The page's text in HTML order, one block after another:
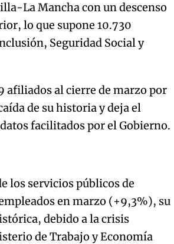
La Mancha con un descenso
lo que supone 10.730
Seguridad Social y
afiliados al cierre de marzo por
de su historia y deja el
facilitados por el Gobierno.
los servicios públicos de
en marzo (+9,3%), su
debido a la crisis
de Trabajo y Economía